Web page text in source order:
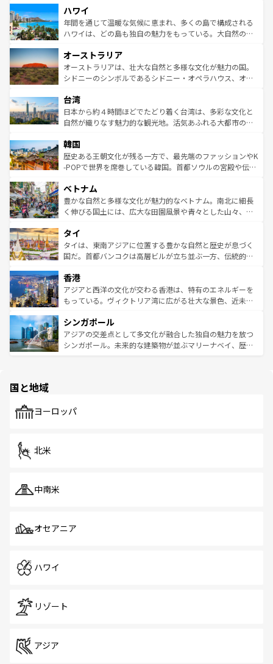
ば市内交通費無料で観光を楽しむこともできる。 なお、新
着のスイス情報はコンテンツ一覧 を参照してほしい。
のような巨大都市は、観光、ショッピング、エンターテイ
ンメントが詰まった刺激的なスポットだ。一方、アメリカ
西部には大自然が広がり、グランドキャニオンやイエロー
部のニューオーリンズでは、音楽と美食が融合した独特の
文化が魅力。旅行者はアメリカの各地域で異なる魅力を楽
しみながら、その多様性と豊かな歴史を感じることができ
ならではの贅沢な旅のスタイルだ。 なお、新着のアメリカ
情報はコンテンツ一覧を参照してほしい。
ハワイ
年間を通じて温暖な気候に恵まれ、多くの島で構成される
ハワイは、どの島も独自の魅力をもっている。大自然の神
ワイ島は見逃せない。また、定番の観光地といえばオアフ
島だが、静かな自然を求めるならマウイ島やカウアイ島が
おすすめ。エメラルドグリーンに輝く海をはじめ、豊かな
れるおもてなしの心で訪れる人々を迎えてくれるハワイの
人々、おいしいローカルフードやハワイアンミュージッ
ク、伝統的なフラダンスなど、すべてがハワイの魅力を彩
ワイを、存分に味わってほしい。 なお、新着のハワイ情報
はコンテンツ一覧を参照してほしい。
オーストラリア
オーストラリアは、壮大な自然と多様な文化が魅力の国。
シドニーのシンボルであるシドニー・オペラハウス、オー
リアリーフや大陸中央部にそびえるウルル（エアーズロッ
ク）、タスマニアの美しい原生林やケアンズの熱帯雨林な
ど、見どころがたくさん。また、カフェやワイン、オージ
いる。アクティビティも充実しており、サーフィンやダイ
ビング、ハイキングなど、アウトドア好きにはたまらな
い。オーストラリアの多彩な魅力を存分に味わいつくそ
参照してほしい。
台湾
日本から約４時間ほどでたどり着く台湾は、多彩な文化と
自然が織りなす魅力的な観光地。活気あふれる大都市の台
ン）、静ひつな山岳地帯である台湾東部など、都市の喧騒
と山間の静けさが共存しており、訪れる人に新しい発見と
驚きをもたらしてくれる。また、奥深い台湾の食文化も魅
容にもいいと評判のスイーツなど、バラエティ豊かな料理
が味わえる。 なお、新着の台湾情報は コンテンツ一覧を参
照してほしい。
韓国
歴史ある王朝文化が残る一方で、最先端のファッションやK
-POPで世界を席巻している韓国。首都ソウルの宮殿や伝統
き、地方に足を延ばせば四季折々の自然美を楽しむことが
できる。そして、キムチや焼肉、絶品のストリートフード
まで、さまざまな韓国料理が待っている。夜には、韓国な
リティに包まれながら、韓国の多彩な魅力を心ゆくまで味
わってみてほしい。 なお、新着の韓国情報はコンテンツ一
覧を参照してほしい。
ベトナム
豊かな自然と多様な文化が魅力的なベトナム。南北に細長
く伸びる国土には、広大な田園風景や青々とした山々、世
急速な発展と共に伝統が息づく。ハノイの古い町並みやホ
ーチミン市のフランス統治時代の建物も、独特の雰囲気を
醸し出している。また、バラエティの豊かさとおいしさで
とつ。フォーやバインミー、ベトナムコーヒーなどは、ぜ
ひ現地で味わいたい。どの地域を訪れてもあたたかい人々
が旅行者を迎えてくれるので、きっと忘れられない旅にな
参照してほしい。
タイ
タイは、東南アジアに位置する豊かな自然と歴史が息づく
国だ。首都バンコクは高層ビルが立ち並ぶ一方、伝統的な
の活気が交差している。北部ではチェンマイなどの山岳地
帯で自然と触れ合い、南部ではプーケットやクラビの美し
いビーチでリゾート気分を楽しむことができる。タイ料理
激する。気候は一年中温暖で、どの季節にも異なる楽しみ
が待っている。親しみやすいタイの人々、仏教を中心とし
た文化、そして多様な観光資源が、訪れる旅人を魅了し続
香港
アジアと西洋の文化が交わる香港は、特有のエネルギーを
もっている。ヴィクトリア湾に広がる壮大な景色、近未来
み、どこを訪れても感動するはず。観光スポットが密集し
ており、効率よく見どころを回れるのも魅力。息をのむよ
うな絶景から文化的な体験まで、香港を存分に楽しみ尽く
シンガポール
アジアの交差点として多文化が融合した独自の魅力を放つ
シンガポール。未来的な建築物が並ぶマリーナベイ、歴史
で、ホーカーズは地元の風情を楽しめる外せないスポット
国と地域
ヨーロッパ
北米
中南米
オセアニア
ハワイ
リゾート
アジア